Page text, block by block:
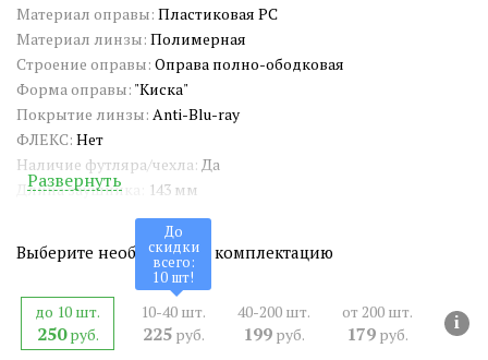
Материал оправы: Пластиковая PC
Материал линзы: Полимерная
Строение оправы: Оправа полно-ободковая
Форма оправы: "Киска"
Покрытие линзы: Anti-Blu-ray
ФЛЕКС: Нет
Наличие футляра/чехла: Да
Длина заушника:
143 мм
Ширина окуляра:54 мм
Ширина переносицы:17 мм
Страна происхождения:
Китай
AC28026
СЕРТИФИКАТ:
РОСС CN.АМ05.Н15839
Двойная перекладина:Нет
Развернуть
Выберите необходимую комплектацию
до 10 шт.
250руб.
10-40 шт.
225руб.
До
скидки
всего:
10 шт!
40-200 шт.
199руб.
от 200 шт.
179руб.
i